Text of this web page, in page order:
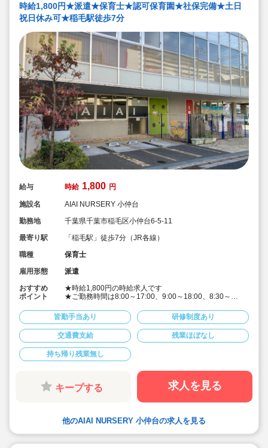
時給1,800円★派遣★保育士★認可保育園★社保完備★土日
祝日休み可★稲毛駅徒歩7分
給与 時給 1,800 円
施設名
AIAI NURSERY 小仲台
勤務地
千葉県千葉市稲毛区小仲台6-5-11
最寄り駅
「稲毛駅」徒歩7分（JR各線）
職種
保育士
雇用形態
派遣
おすすめ
ポイント
★時給1,800円の時給求人です
★ご勤務時間は8:00～17:00、9:00～18:00、8:30～
歓迎です
★早番、遅番で勤務したいなど。時間帯は柔軟にご相談
ください
★派遣スタッフの受け入れに慣れている園になりますの
で安心です
★保育士専任のコンサルタントがあなたの派遣就業を安
心サポートいたします
★英語は遊びを通して専任講師が年齢に応じて対応して
います。異文化にふれることで社会性や国際理解を深め
ています
★食育プログラムとして、食糧生産から消費までの過程
を体験することで、食や健康に対する興味を引き出して
★60名定員など中規模園を中心に「もう一つの家」をコ
皆勤手当あり 研修制度あり
交通費支給 残業ほぼなし
持ち帰り残業無し
キープする 求人を見る
他のAIAI NURSERY 小仲台の求人を見る